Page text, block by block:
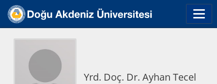
Yrd. Doç. Dr. Ayhan Tecel